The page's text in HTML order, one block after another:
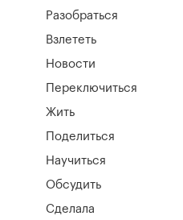
Разобраться
Взлететь
Новости
Переключиться
Жить
Поделиться
Научиться
Обсудить
Сделала